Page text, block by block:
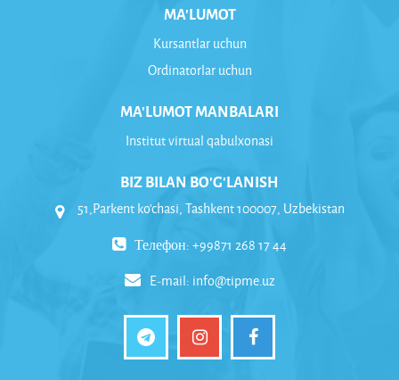
MA'LUMOT
Kursantlar uchun
Ordinatorlar uchun
MA'LUMOT MANBALARI
Institut virtual qabulxonasi
BIZ BILAN BO'G'LANISH
51,Parkent ko'chasi, Tashkent 100007, Uzbekistan
Телефон: +99871 268 17 44
E-mail: info@tipme.uz